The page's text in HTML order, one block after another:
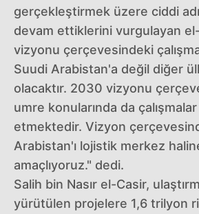
gerçekleştirmek üzere ciddi
devam ettiklerini vurgulayan
vizyonu çerçevesindeki
Suudi Arabistan'a değil diğer
olacaktır. 2030 vizyonu
umre konularında da
etmektedir. Vizyon
Arabistan'ı lojistik merkez
amaçlıyoruz." dedi.
Salih bin Nasır el-Casir,
yürütülen projelere 1,6 trilyon